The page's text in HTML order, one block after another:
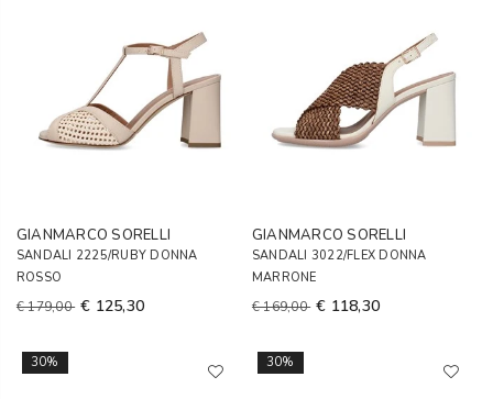
GIANMARCO SORELLI
SANDALI 2225/RUBY DONNA
ROSSO
€ 179,00 € 125,30
GIANMARCO SORELLI
SANDALI 3022/FLEX DONNA
MARRONE
€ 169,00 € 118,30
30% 30%